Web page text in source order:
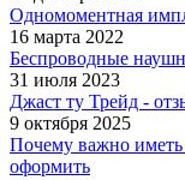
Одномоментная
16 марта 2022
Беспроводные
31 июля 2023
Джаст ту Трейд -
9 октября 2025
Почему важно
оформить